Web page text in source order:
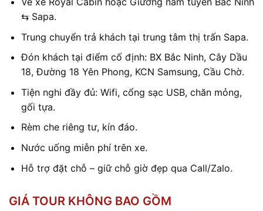
⇆ Sapa.
Trung chuyển trả khách tại trung tâm thị trấn Sapa.
Đón khách tại điểm cố định: BX Bắc Ninh, Cây Dầu
18, Đường 18 Yên Phong, KCN Samsung, Cầu Chờ.
Tiện nghi đầy đủ: Wifi, cổng sạc USB, chăn mỏng,
gối tựa.
Rèm che riêng tư, kín đáo.
Nước uống miễn phí trên xe.
Hỗ trợ đặt chỗ – giữ chỗ giờ đẹp qua Call/Zalo.
GIÁ TOUR KHÔNG BAO GỒM